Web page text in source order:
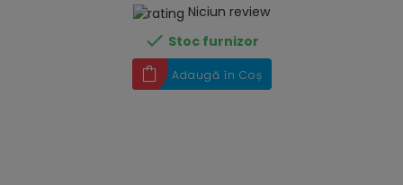
Niciun review
 Stoc furnizor
Adaugă în Coș